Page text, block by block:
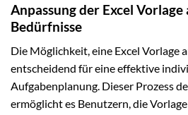
Anpassung der Excel
Bedürfnisse
Die Möglichkeit, eine Excel Vorlage
entscheidend für eine effektive
Aufgabenplanung. Dieser Prozess
ermöglicht es Benutzern, die